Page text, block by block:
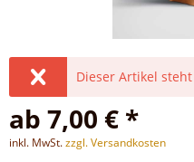
Dieser Artikel
ab 7,00 € *
inkl. MwSt.zzgl. Versandkosten